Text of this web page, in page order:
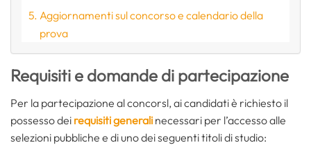
Aggiornamenti sul concorso e calendario della
prova
Requisiti e domande di partecipazione
Per la partecipazione al concorsl, ai candidati è richiesto il
possesso dei requisiti generali necessari per l’accesso alle
selezioni pubbliche e di uno dei seguenti titoli di studio: